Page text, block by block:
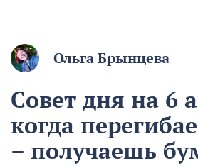
Ольга Брынцева
Совет дня на 6
когда
– получаешь